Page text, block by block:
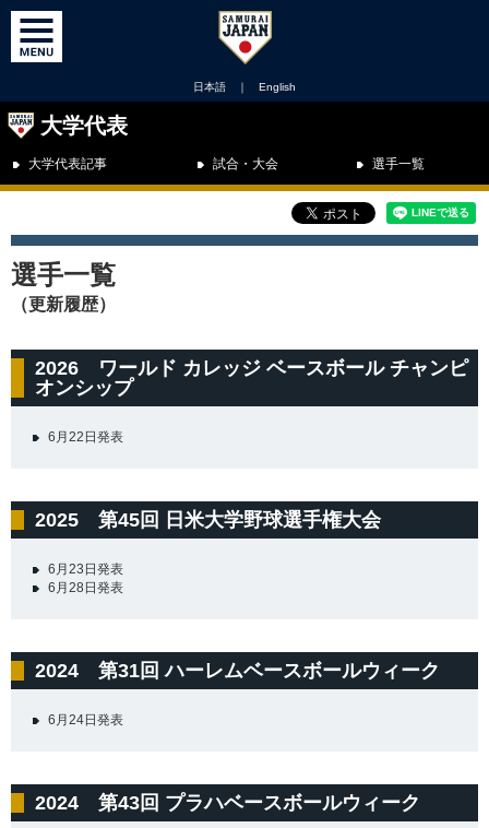
日本語 ｜ English
大学代表
大学代表記事 試合・大会 選手一覧
選手一覧
（更新履歴）
2026 ワールド カレッジ ベースボール チャンピ
オンシップ
6月22日発表
2025 第45回 日米大学野球選手権大会
6月23日発表
6月28日発表
2024 第31回 ハーレムベースボールウィーク
6月24日発表
2024 第43回 プラハベースボールウィーク